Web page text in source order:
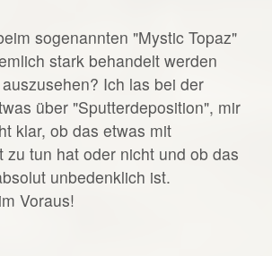
sogenannten "Mystic Topaz"
stark behandelt werden
Ich las bei der
über "Sputterdeposition", mir
klar, ob das etwas mit
zu tun hat oder nicht und ob das
unbedenklich ist.
Voraus!